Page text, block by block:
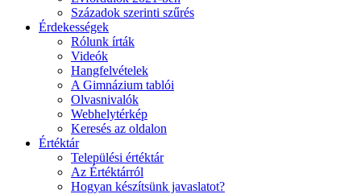
Századok szerinti szűrés
Érdekességek
Rólunk írták
Videók
Hangfelvételek
A Gimnázium tablói
Olvasnivalók
Webhelytérkép
Keresés az oldalon
Értéktár
Települési értéktár
Az Értéktárról
Hogyan készítsünk javaslatot?